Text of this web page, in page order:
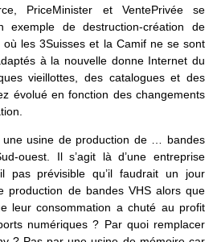
PriceMinister et VentePrivée se
exemple de destruction-création de
où les 3Suisses et la Camif ne se sont
à la nouvelle donne Internet du
vieillottes, des catalogues et des
évolué en fonction des changements
une usine de production de … bandes
ouest. Il s’agit là d’une entreprise
il pas prévisible qu’il faudrait un jour
production de bandes VHS alors que
leur consommation a chuté au profit
numériques ? Par quoi remplacer